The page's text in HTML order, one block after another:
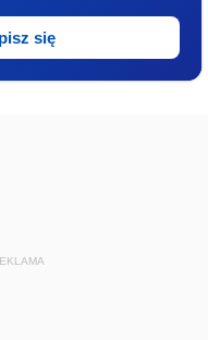
się